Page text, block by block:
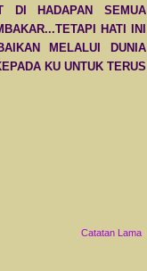
DI HADAPAN SEMUA
HATI INI
MELALUI DUNIA
KU UNTUK TERUS
Catatan Lama